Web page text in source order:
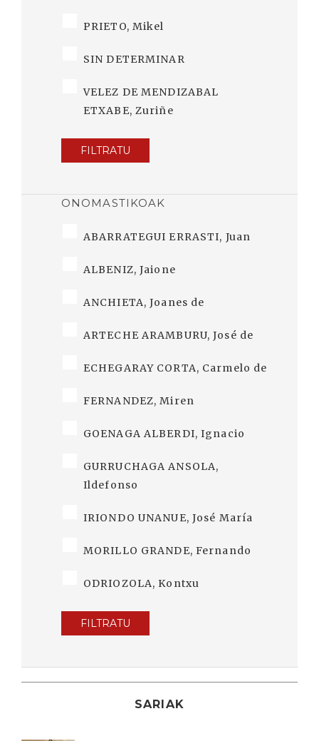
PRIETO, Mikel
SIN DETERMINAR
VELEZ DE MENDIZABAL
ETXABE, Zuriñe
FILTRATU
ONOMASTIKOAK
ABARRATEGUI ERRASTI, Juan
ALBENIZ, Jaione
ANCHIETA, Joanes de
ARTECHE ARAMBURU, José de
ECHEGARAY CORTA, Carmelo de
FERNANDEZ, Miren
GOENAGA ALBERDI, Ignacio
GURRUCHAGA ANSOLA,
Ildefonso
IRIONDO UNANUE, José María
MORILLO GRANDE, Fernando
ODRIOZOLA, Kontxu
FILTRATU
SARIAK